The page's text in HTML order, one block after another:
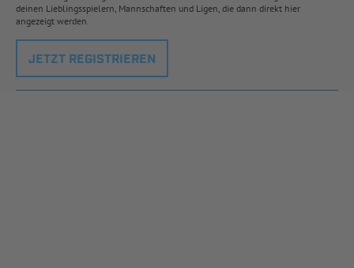
deinen Lieblingsspielern, Mannschaften und Ligen, die dann direkt hier
angezeigt werden.
JETZT REGISTRIEREN